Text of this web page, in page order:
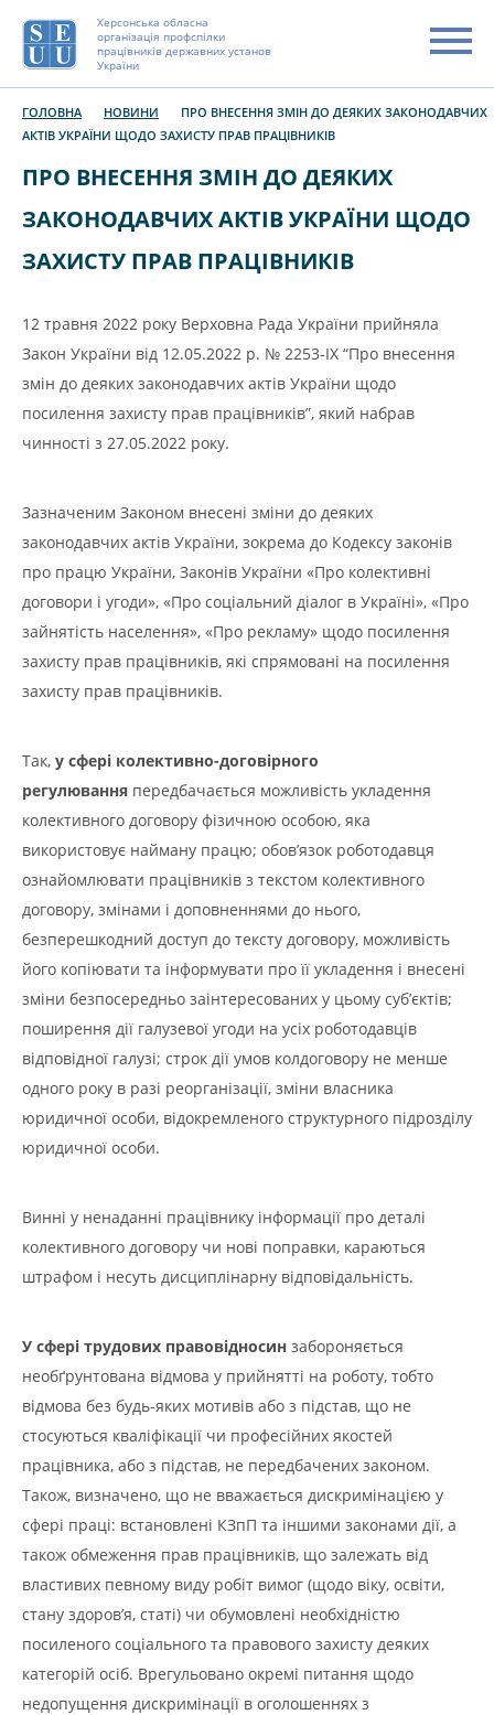
Херсонська обласна
організація профспілки
працівників державних установ
України
ГОЛОВНА НОВИНИ
ПРО ВНЕСЕННЯ ЗМІН ДО ДЕЯКИХ ЗАКОНОДАВЧИХ
АКТІВ УКРАЇНИ ЩОДО ЗАХИСТУ ПРАВ ПРАЦІВНИКІВ
ПРО ВНЕСЕННЯ ЗМІН ДО ДЕЯКИХ
ЗАКОНОДАВЧИХ АКТІВ УКРАЇНИ ЩОДО
ЗАХИСТУ ПРАВ ПРАЦІВНИКІВ
12 травня 2022 року Верховна Рада України прийняла
Закон України від 12.05.2022 р. № 2253-ІХ “Про внесення
змін до деяких законодавчих актів України щодо
посилення захисту прав працівників”, який набрав
чинності з 27.05.2022 року.
Зазначеним Законом внесені зміни до деяких
законодавчих актів України, зокрема до Кодексу законів
про працю України, Законів України «Про колективні
договори і угоди», «Про соціальний діалог в Україні», «Про
зайнятість населення», «Про рекламу» щодо посилення
захисту прав працівників, які спрямовані на посилення
захисту прав працівників.
Так, у сфері колективно-договірного
регулювання передбачається можливість укладення
колективного договору фізичною особою, яка
використовує найману працю; обов’язок роботодавця
ознайомлювати працівників з текстом колективного
договору, змінами і доповненнями до нього,
безперешкодний доступ до тексту договору, можливість
його копіювати та інформувати про її укладення і внесені
зміни безпосередньо заінтересованих у цьому суб’єктів;
поширення дії галузевої угоди на усіх роботодавців
відповідної галузі; строк дії умов колдоговору не менше
одного року в разі реорганізації, зміни власника
юридичної особи, відокремленого структурного підрозділу
юридичної особи.
Винні у ненаданні працівнику інформації про деталі
колективного договору чи нові поправки, караються
штрафом і несуть дисциплінарну відповідальність.
У сфері трудових правовідносин забороняється
необґрунтована відмова у прийнятті на роботу, тобто
відмова без будь-яких мотивів або з підстав, що не
стосуються кваліфікації чи професійних якостей
працівника, або з підстав, не передбачених законом.
Також, визначено, що не вважається дискримінацією у
сфері праці: встановлені КЗпП та іншими законами дії, а
також обмеження прав працівників, що залежать від
властивих певному виду робіт вимог (щодо віку, освіти,
стану здоров’я, статі) чи обумовлені необхідністю
посиленого соціального та правового захисту деяких
категорій осіб. Врегульовано окремі питання щодо
недопущення дискримінації в оголошеннях з